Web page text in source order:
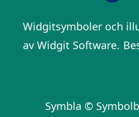
Widgitsymboler och
av Widgit Software.
Symbla ©